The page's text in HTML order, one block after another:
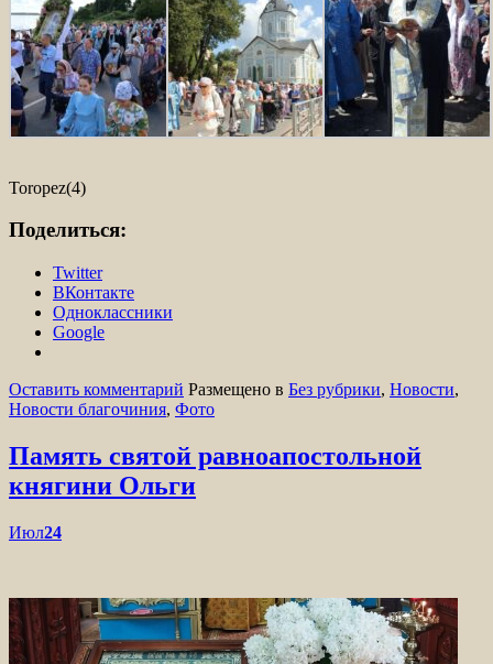
Toropez(4)
Поделиться:
Twitter
ВКонтакте
Одноклассники
Google
Оставить комментарий Размещено в Без рубрики, Новости,
Новости благочиния, Фото
Память святой равноапостольной
княгини Ольги
Июл24